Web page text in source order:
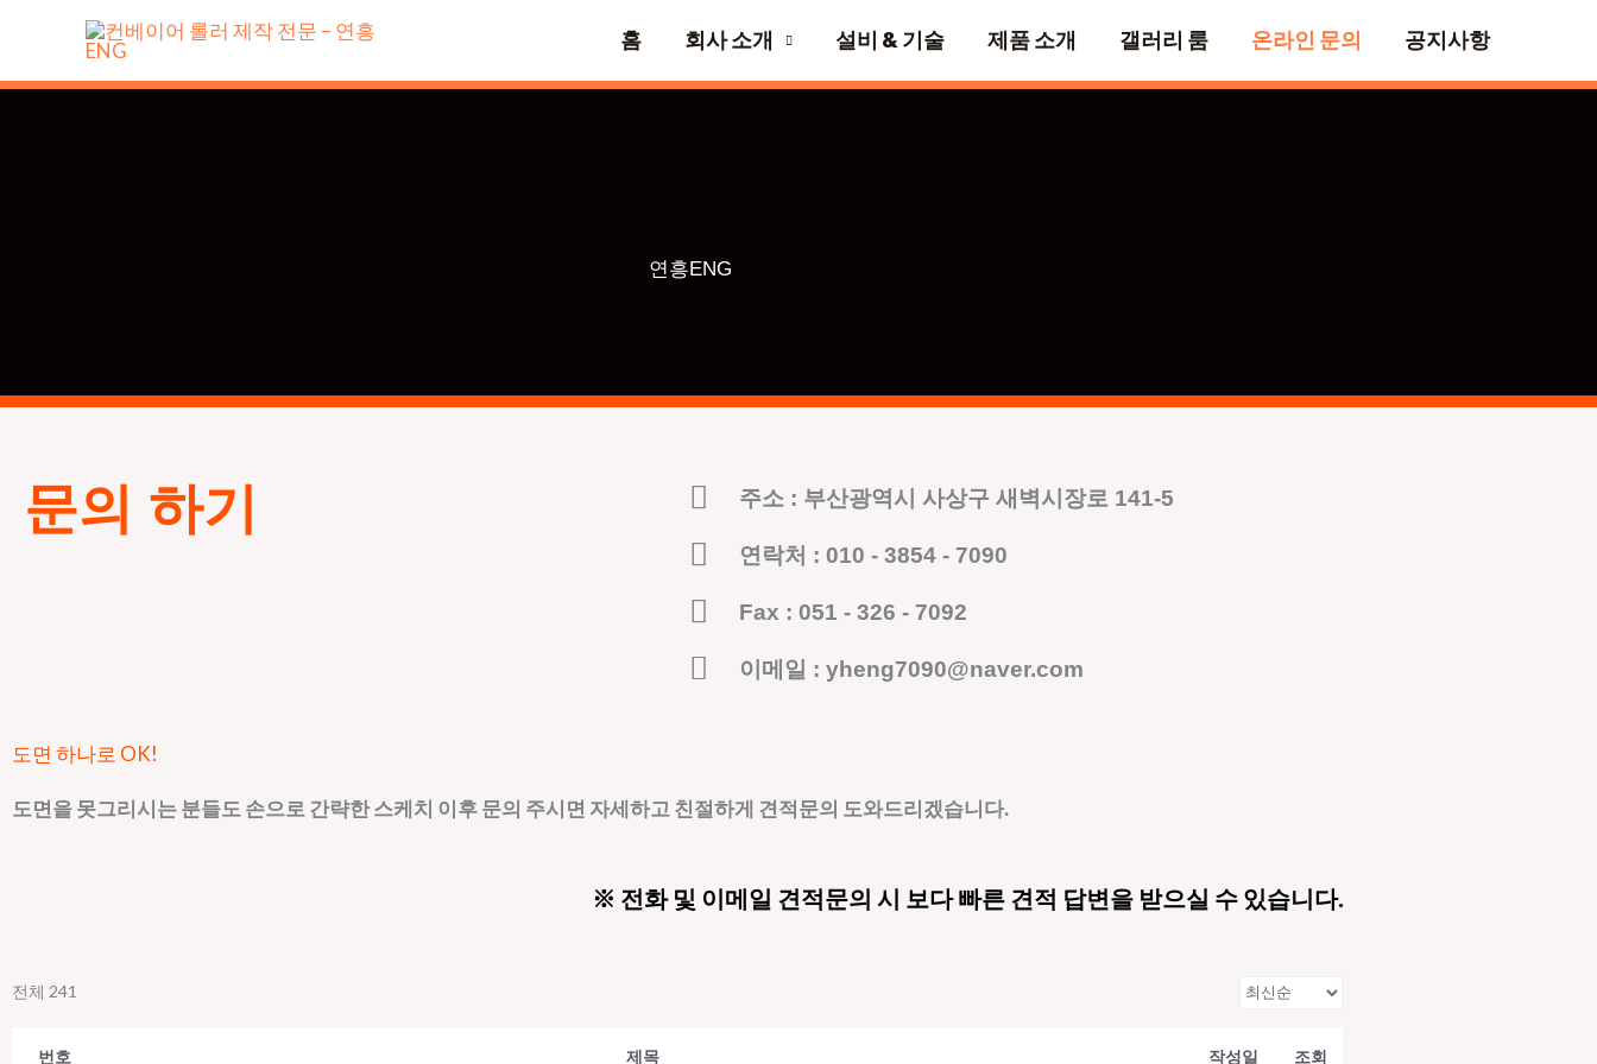
츠
홈 회사 소개 설비 & 기술 제품 소개 갤러리 룸 온라인 문의 공지사항
연흥ENG
문의 하기 주소 : 부산광역시 사상구 새벽시장로 141-5
연락처 : 010 - 3854 - 7090
Fax : 051 - 326 - 7092
이메일 : yheng7090@naver.com
도면 하나로 OK!
도면을 못그리시는 분들도 손으로 간략한 스케치 이후 문의 주시면 자세하고 친절하게 견적문의 도와드리겠습니다.
※ 전화 및 이메일 견적문의 시 보다 빠른 견적 답변을 받으실 수 있습니다.
전체 241
번호 제목 작성일 조회